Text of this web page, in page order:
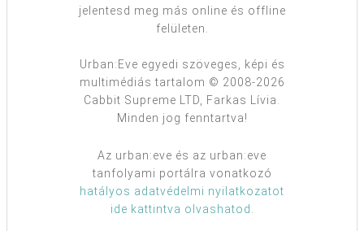
jelentesd meg más online és offline
felületen.
Urban:Eve egyedi szöveges, képi és
multimédiás tartalom © 2008-2026
Cabbit Supreme LTD, Farkas Lívia.
Minden jog fenntartva!
Az urban:eve és az urban:eve
tanfolyami portálra vonatkozó
hatályos adatvédelmi nyilatkozatot
ide kattintva olvashatod